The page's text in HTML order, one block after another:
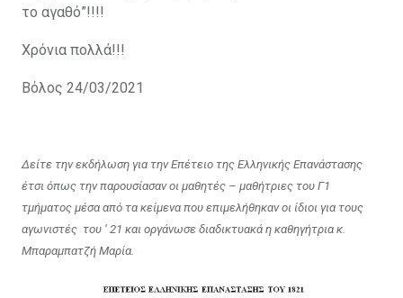
το αγαθό”!!!!
Χρόνια πολλά!!!
Βόλος 24/03/2021
Δείτε την εκδήλωση για την Επέτειο της Ελληνικής Επανάστασης
έτσι όπως την παρουσίασαν οι μαθητές – μαθήτριες του Γ1
τμήματος μέσα από τα κείμενα που επιμελήθηκαν οι ίδιοι για τους
αγωνιστές του ‘ 21 και οργάνωσε διαδικτυακά η καθηγήτρια κ.
Μπαραμπατζή Μαρία.